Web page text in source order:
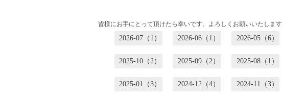
皆様にお手にとって頂けたら幸いです。よろしくお願いいたします
2026-07（1） 2026-06（1） 2026-05（6）
2025-10（2） 2025-09（2） 2025-08（1）
2025-01（3） 2024-12（4） 2024-11（3）